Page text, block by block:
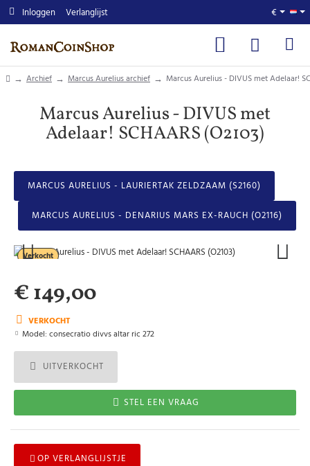
Inloggen Verlanglijst €
homeArchief Marcus Aurelius archief Marcus Aurelius - DIVUS met Adelaar!
Marcus Aurelius - DIVUS met
Adelaar! SCHAARS (O2103)
MARCUS AURELIUS - LAURIERTAK ZELDZAAM (S2160)
MARCUS AURELIUS - DENARIUS MARS EX-RAUCH (O2116)
Verkocht
VERKOCHT
Model: consecratio divvs altar ric 272
€ 149,00
UITVERKOCHT
STEL EEN VRAAG
OP VERLANGLIJSTJE